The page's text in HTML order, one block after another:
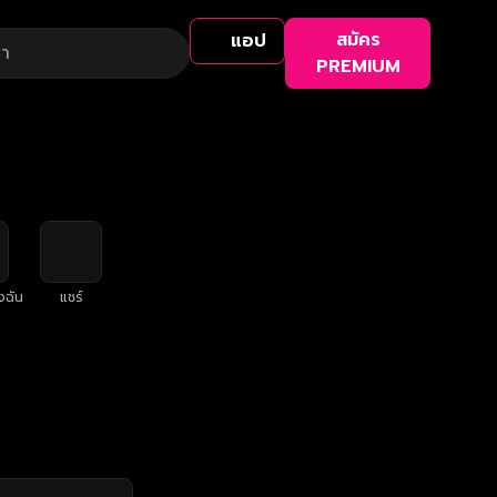
แอป
สมัคร
PREMIUM
ฉัน แชร์